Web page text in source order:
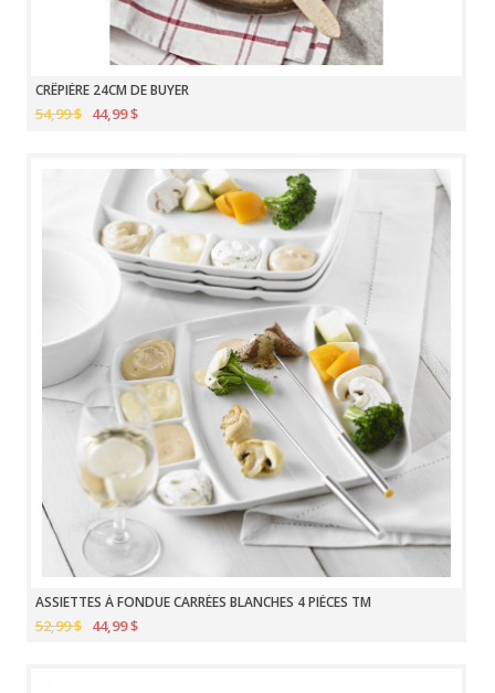
CRÊPIÈRE 24CM DE BUYER
54,99 $ 44,99 $
ASSIETTES À FONDUE CARRÉES BLANCHES 4 PIÈCES TM
52,99 $ 44,99 $